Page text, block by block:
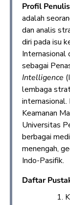
Profil
adalah
dan analis
diri pada isu
Internasional
sebagai
Intelligence
lembaga
internasional.
Keamanan
Universitas
berbagai
menengah,
Indo-Pasifik.
Daftar